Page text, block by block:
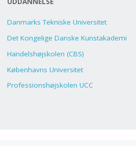
Danmarks Tekniske Universitet
Det Kongelige Danske Kunstakademi
Handelshøjskolen (CBS)
Københavns Universitet
Professionshøjskolen UCC